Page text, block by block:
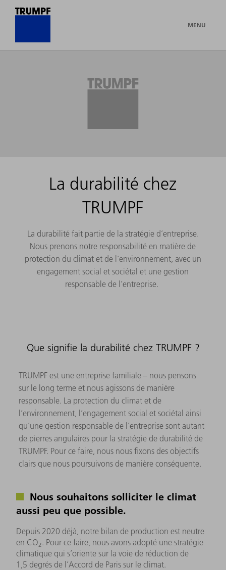
MENU
La durabilité chez
TRUMPF
La durabilité fait partie de la stratégie d’entreprise.
Nous prenons notre responsabilité en matière de
protection du climat et de l’environnement, avec un
engagement social et sociétal et une gestion
responsable de l’entreprise.
Que signifie la durabilité chez TRUMPF ?
TRUMPF est une entreprise familiale – nous pensons
sur le long terme et nous agissons de manière
responsable. La protection du climat et de
l’environnement, l’engagement social et sociétal ainsi
qu’une gestion responsable de l’entreprise sont autant
de pierres angulaires pour la stratégie de durabilité de
TRUMPF. Pour ce faire, nous nous fixons des objectifs
clairs que nous poursuivons de manière conséquente.
Nous souhaitons solliciter le climat
aussi peu que possible.
Depuis 2020 déjà, notre bilan de production est neutre
en CO2 . Pour ce faire, nous avons adopté une stratégie
climatique qui s’oriente sur la voie de réduction de
1,5 degrés de l’Accord de Paris sur le climat.